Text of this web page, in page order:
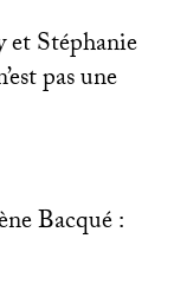
Stéphanie
pas une
Bacqué :